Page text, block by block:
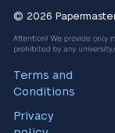
© 2026
Terms and
Conditions
Privacy